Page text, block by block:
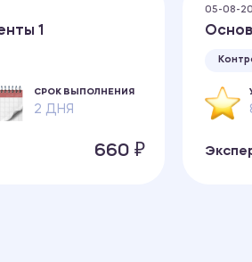
1
СРОК ВЫПОЛНЕНИЯ
2 ДНЯ
660 ₽
05-08-